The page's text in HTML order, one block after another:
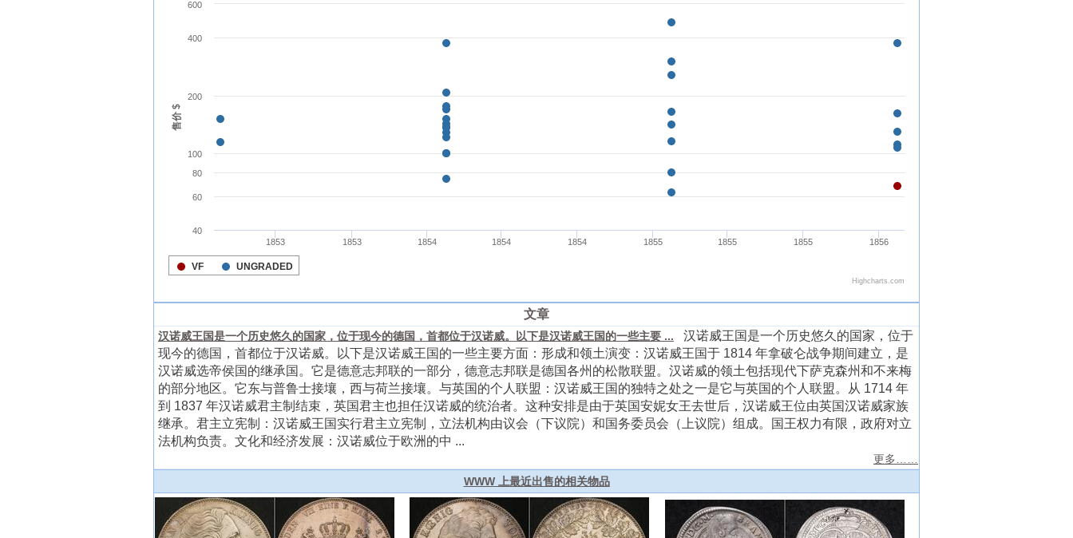
文章
汉诺威王国是一个历史悠久的国家，位于现今的德国，首都位于汉诺威。以下是汉诺威王国的一些主要 ... 汉诺威王国是一个历史悠久的国家，位于
现今的德国，首都位于汉诺威。以下是汉诺威王国的一些主要方面：形成和领土演变：汉诺威王国于 1814 年拿破仑战争期间建立，是
汉诺威选帝侯国的继承国。它是德意志邦联的一部分，德意志邦联是德国各州的松散联盟。汉诺威的领土包括现代下萨克森州和不来梅
的部分地区。它东与普鲁士接壤，西与荷兰接壤。与英国的个人联盟：汉诺威王国的独特之处之一是它与英国的个人联盟。从 1714 年
到 1837 年汉诺威君主制结束，英国君主也担任汉诺威的统治者。这种安排是由于英国安妮女王去世后，汉诺威王位由英国汉诺威家族
继承。君主立宪制：汉诺威王国实行君主立宪制，立法机构由议会（下议院）和国务委员会（上议院）组成。国王权力有限，政府对立
法机构负责。文化和经济发展：汉诺威位于欧洲的中 ...
更多……
WWW 上最近出售的相关物品